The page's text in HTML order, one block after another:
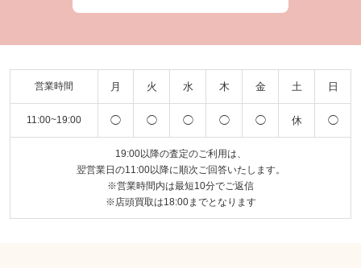
営業時間 月 火 水 木 金 土 日
11:00~19:00 ◯ ◯ ◯ ◯ ◯ 休 ◯
19:00以降の査定のご利用は、
翌営業日の11:00以降に順次ご回答いたします。
※営業時間内は最短10分でご返信
※店頭買取は18:00までとなります